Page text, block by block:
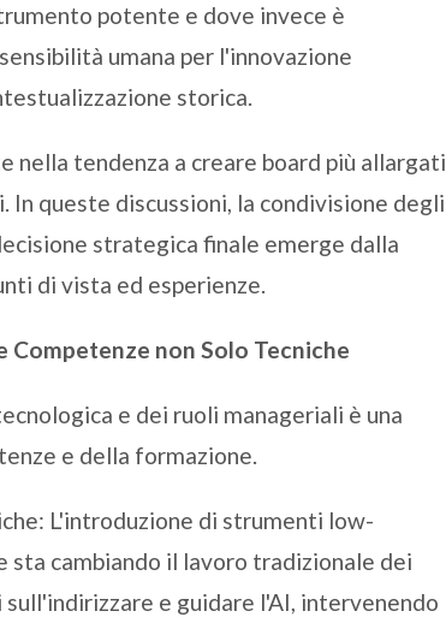
potente e dove invece è
umana per l'innovazione
storica.
tendenza a creare board più allargati
queste discussioni, la condivisione degli
strategica finale emerge dalla
di vista ed esperienze.
Competenze non Solo Tecniche
e dei ruoli manageriali è una
e della formazione.
L'introduzione di strumenti low-
sta cambiando il lavoro tradizionale dei
e guidare l'AI, intervenendo